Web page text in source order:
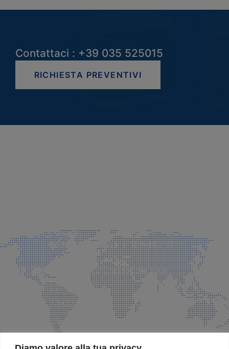
Contattaci : +39 035 525015
RICHIESTA PREVENTIVI
info@faeg.it
COMMERCIALE E SPEDIZIONI
Via Padre Elzi, 32 Grassobbio (BG)
035 525015
035 335037
info@faeg.it
SITE MAP